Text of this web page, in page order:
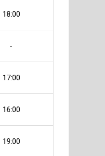
18:00
-
17:00
16:00
19:00